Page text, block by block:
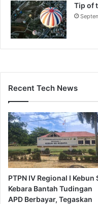
Tip of
Recent Tech News
PTPN IV Regional I Kebun
Kebara Bantah Tudingan
APD Berbayar, Tegaskan